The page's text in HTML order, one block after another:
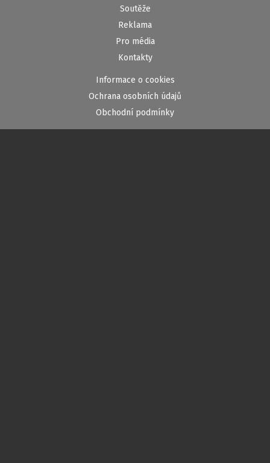
Soutěže
Reklama
Pro média
Kontakty
Informace o cookies
Ochrana osobních údajů
Obchodní podmínky